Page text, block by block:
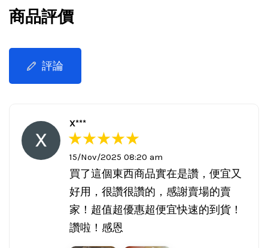
商品評價
評論
X***
15/Nov/2025 08:20 am
買了這個東西商品實在是讚，便宜又
好用，很讚很讚的，感謝賣場的賣
家！超值超優惠超便宜快速的到貨！
讚啦！感恩